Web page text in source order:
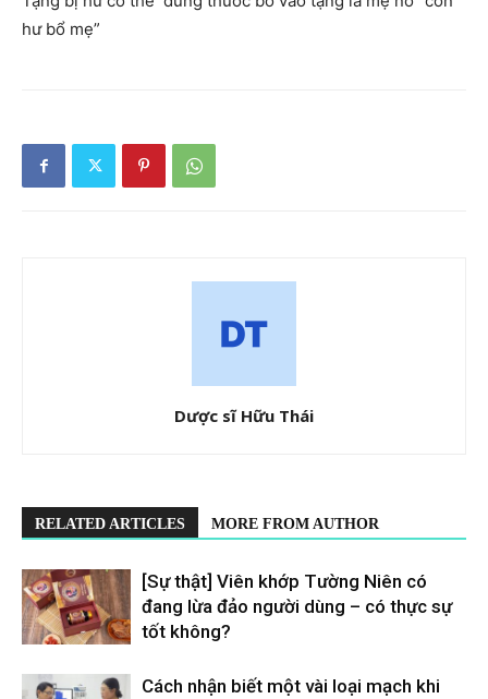
hư bổ mẹ”
Dược sĩ Hữu Thái
RELATED ARTICLES MORE FROM AUTHOR
[Sự thật] Viên khớp Tường Niên có
đang lừa đảo người dùng – có thực sự
tốt không?
Cách nhận biết một vài loại mạch khi